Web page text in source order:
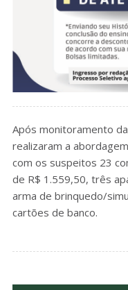
Após monitoramento
realizaram a
com os suspeitos 23
de R$ 1.559,50, três
arma de brinquedo/
cartões de banco.